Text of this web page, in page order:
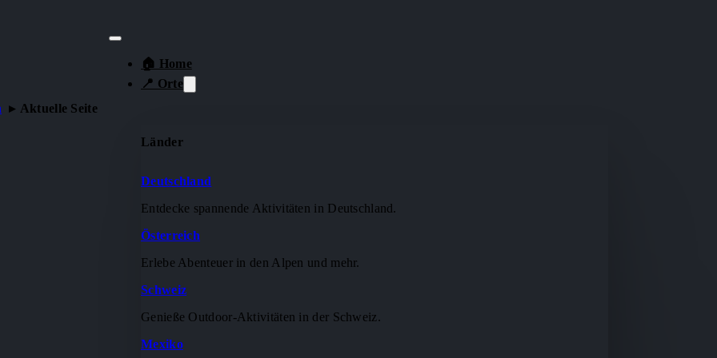
🏠 Home
📍 Orte
Länder
Deutschland
Entdecke spannende Aktivitäten in Deutschland.
Österreich
Erlebe Abenteuer in den Alpen und mehr.
Schweiz
Genieße Outdoor-Aktivitäten in der Schweiz.
Mexiko
Aktuelle Seite